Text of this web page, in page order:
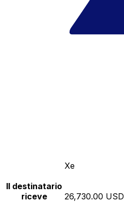
Xe
Il destinatario
riceve
26,730.00 USD